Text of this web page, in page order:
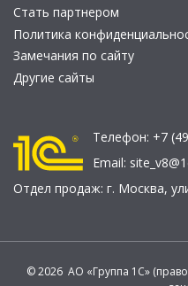
Стать партнером
Политика
Замечания по сайту
Другие сайты
Телефон: +7
Email:
Отдел продаж: г. Москва,
© 2026 АО «Группа 1С»